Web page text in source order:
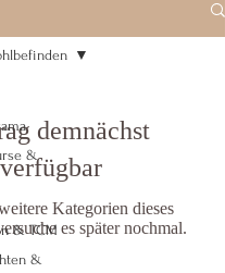
&
& TCM
&
demnächst
verfügbar
Kategorien dieses
es später nochmal.